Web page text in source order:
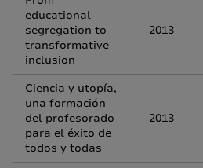
educational
segregation to
transformative
inclusion
2013
Ciencia y utopía,
una formación
del profesorado
para el éxito de
todos y todas
2013